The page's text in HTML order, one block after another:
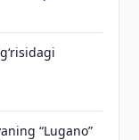
“Lugano”